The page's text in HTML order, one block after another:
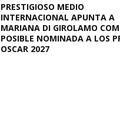
PRESTIGIOSO MEDIO
INTERNACIONAL APUNTA A
MARIANA DI GIROLAMO
POSIBLE NOMINADA A LOS
OSCAR 2027